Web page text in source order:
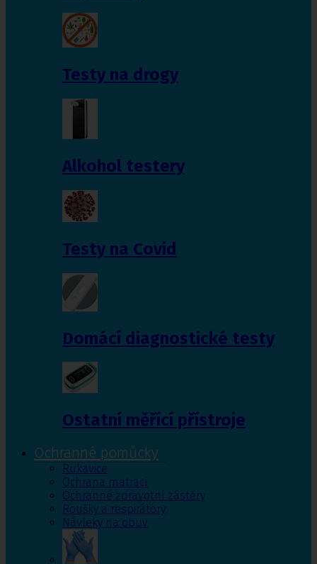
Testy na drogy
Alkohol testery
Testy na Covid
Domácí diagnostické testy
Ostatní měřící přístroje
Ochranné pomůcky
Rukavice
Ochrana matrací
Ochranné zdravotní zástěry
Roušky a respirátory
Návleky na obuv